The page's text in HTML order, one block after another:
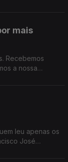
mais
Recebemos
a nossa
leu apenas os
José